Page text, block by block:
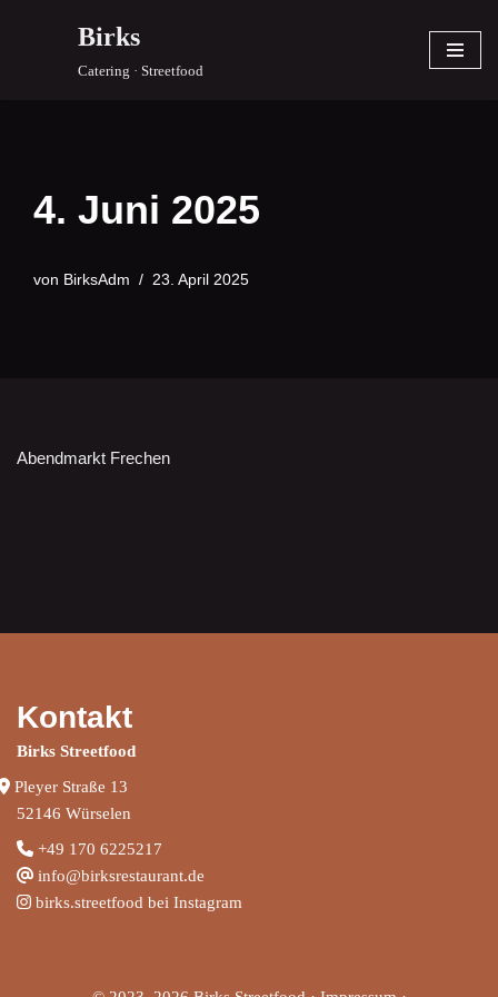
Birks
Catering · Streetfood
4. Juni 2025
von BirksAdm 23. April 2025
Abendmarkt Frechen
Kontakt
Birks Streetfood
Pleyer Straße 13
52146 Würselen
+49 170 6225217
info@birksrestaurant.de
birks.streetfood bei Instagram